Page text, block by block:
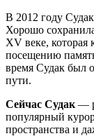
В 2012 году
Хорошо
XV веке, которая
посещению
время Судак был
пути.
Сейчас Судак —
популярный
пространства и